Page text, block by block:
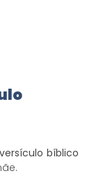
versículo bíblico